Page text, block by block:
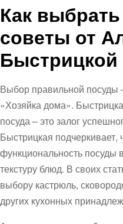
Как
советы от
Быстрицкой
Выбор правильной посуды
«Хозяйка дома».
посуда – это залог
Быстрицкая подчеркивает,
функциональность посуды
текстуру блюд. В своих
выбору кастрюль,
других кухонных